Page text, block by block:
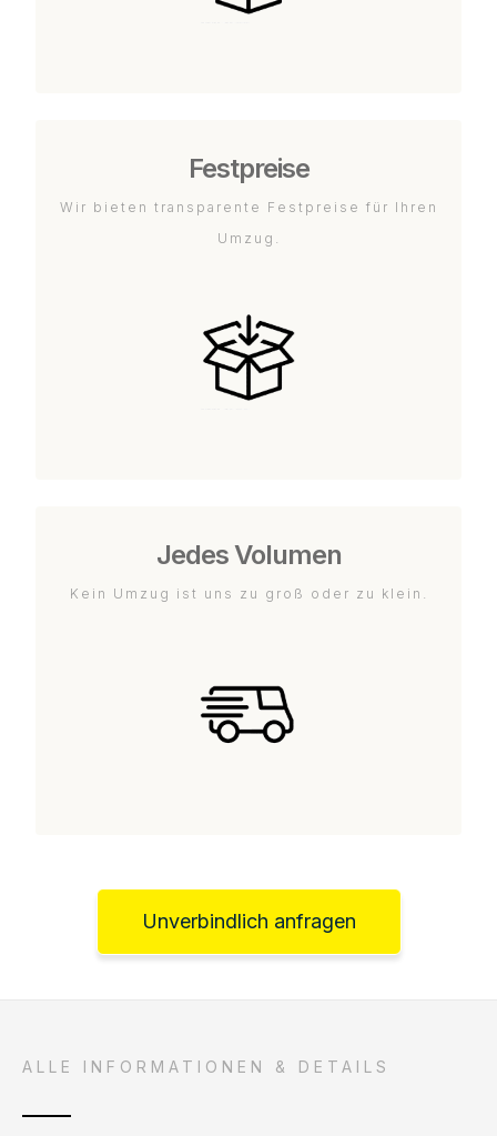
Festpreise
Wir bieten transparente Festpreise für Ihren
Umzug.
Jedes Volumen
Kein Umzug ist uns zu groß oder zu klein.
Unverbindlich anfragen
ALLE INFORMATIONEN & DETAILS